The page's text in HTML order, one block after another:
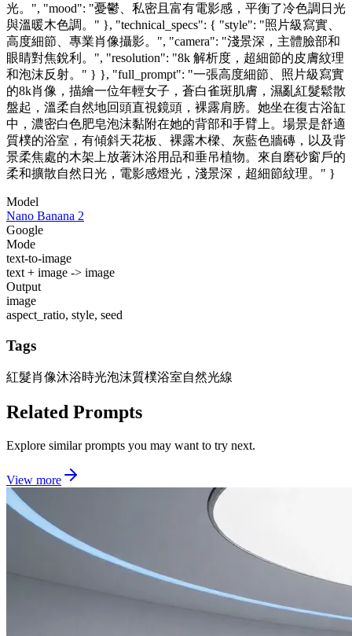
光。", "mood": "憂鬱、私密且富有電影感，平衡了冷色調日光
與溫暖木色調。" }, "technical_specs": { "style": "照片級寫實、
高度細節、專業肖像攝影。", "camera": "淺景深，主體臉部和
眼睛對焦銳利。", "resolution": "8k 解析度，超細節的皮膚紋理
和泡沫反射。" } }, "full_prompt": "一張高度細節、照片級寫實
的8k肖像，描繪一位年輕女子，蒼白雀斑肌膚，濕亂紅髮鬆散
盤起，溫柔自然地回頭直視鏡頭，裸露肩膀。她坐在復古浴缸
中，濃密白色肥皂泡沫黏附在她的背部和手臂上。場景是舒適
質樸的浴室，有傾斜天花板、裸露木樑、灰藍色牆磚，以及背
景柔焦處的木架上放著沐浴用品和垂吊植物。來自磨砂窗戶的
柔和擴散自然日光，電影感燈光，淺景深，超細節紋理。" }
Model
Nano Banana 2
Google
Mode
text-to-image
text + image -> image
Output
image
aspect_ratio, style, seed
Tags
紅髮肖像沐浴時光泡沫質樸浴室自然光線
Related Prompts
Explore similar prompts you may want to try next.
View more